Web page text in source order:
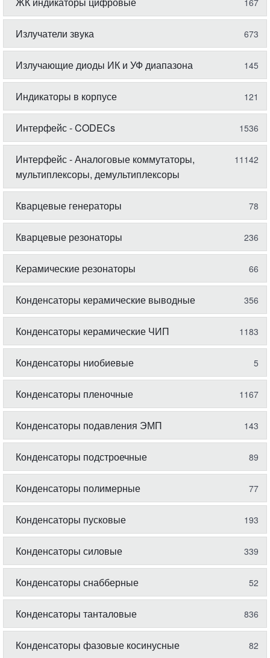
167
Излучатели звука 673
Излучающие диоды ИК и УФ диапазона 145
Индикаторы в корпусе 121
Интерфейс - CODECs 1536
Интерфейс - Аналоговые коммутаторы,
мультиплексоры, демультиплексоры
11142
Кварцевые генераторы 78
Кварцевые резонаторы 236
Керамические резонаторы 66
Конденсаторы керамические выводные 356
Конденсаторы керамические ЧИП 1183
Конденсаторы ниобиевые 5
Конденсаторы пленочные 1167
Конденсаторы подавления ЭМП 143
Конденсаторы подстроечные 89
Конденсаторы полимерные 77
Конденсаторы пусковые 193
Конденсаторы силовые 339
Конденсаторы снабберные 52
Конденсаторы танталовые 836
Конденсаторы фазовые косинусные 82